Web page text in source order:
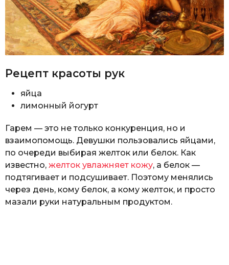
Рецепт красоты рук
яйца
лимонный йогурт
Гарем — это не только конкуренция, но и
взаимопомощь. Девушки пользовались яйцами,
по очереди выбирая желток или белок. Как
известно, желток увлажняет кожу, а белок —
подтягивает и подсушивает. Поэтому менялись
через день, кому белок, а кому желток, и просто
мазали руки натуральным продуктом.